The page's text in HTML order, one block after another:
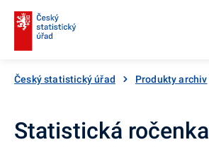
Český statistický úřad Produkty archiv
Statistická ročenka